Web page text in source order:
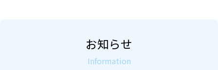
お知らせ
Information